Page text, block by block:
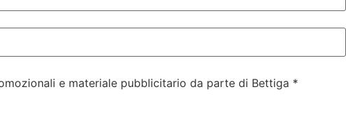
e materiale pubblicitario da parte di Bettiga *